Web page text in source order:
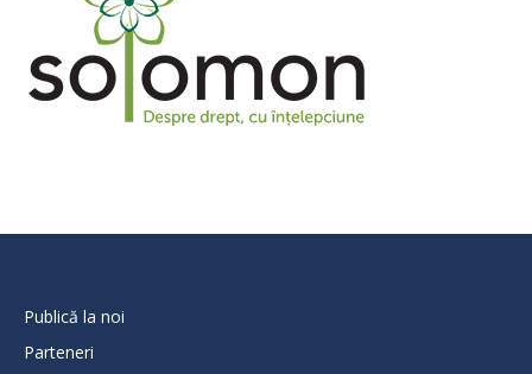
Publică la noi
Parteneri